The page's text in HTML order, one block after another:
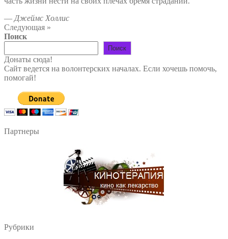
— Джеймс Холлис
Следующая »
Поиск
Поиск
Донаты сюда!
Сайт ведется на волонтерских началах. Если хочешь помочь,
помогай!
Партнеры
Рубрики